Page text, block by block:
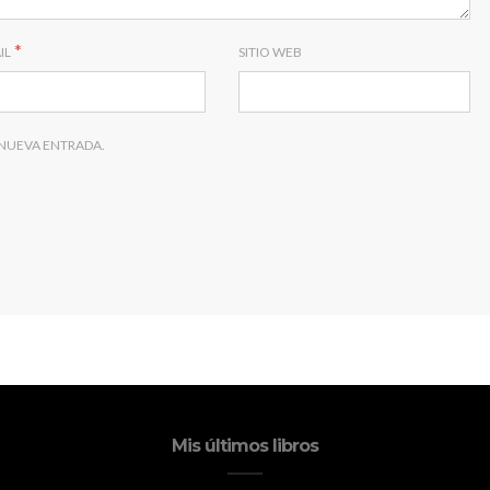
* SITIO WEB
ENTRADA.
Mis últimos libros